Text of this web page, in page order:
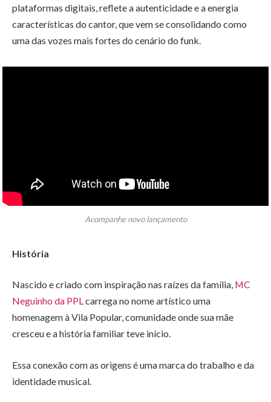
plataformas digitais, reflete a autenticidade e a energia
características do cantor, que vem se consolidando como
uma das vozes mais fortes do cenário do funk.
Acompanhe novo lançamento
História
Nascido e criado com inspiração nas raízes da família, MC
Neguinho da PPLcarrega no nome artístico uma
homenagem à Vila Popular, comunidade onde sua mãe
cresceu e a história familiar teve início.
Essa conexão com as origens é uma marca do trabalho e da
identidade musical.